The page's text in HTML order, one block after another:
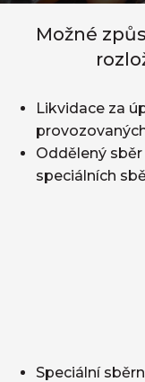
Možné
Likvidace za
Oddělený
speciálních
Speciální